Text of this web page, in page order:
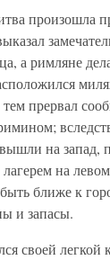
произошла
а римляне
прервал
на запад,
на
ближе к
и запасы.
своей